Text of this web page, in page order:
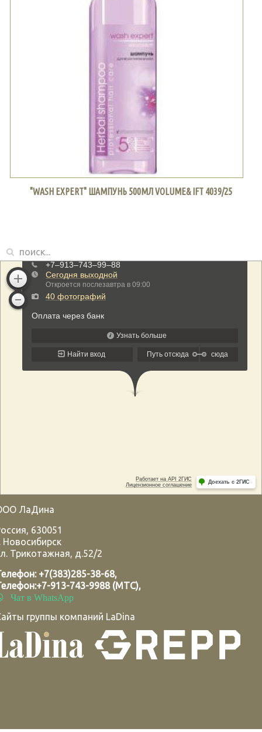
"WASH EXPERT" ШАМПУНЬ 500МЛ VOLUME& IFT 4039/25
ЛаДина
, 630051
Новосибирск
Трикотажная, д.52/2
+7(383)285-38-68,
+7-913-743-9988 (МТС),
Чат в WhatsApp
группы компаний LaDina